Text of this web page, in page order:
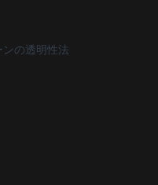
ンの透明性法